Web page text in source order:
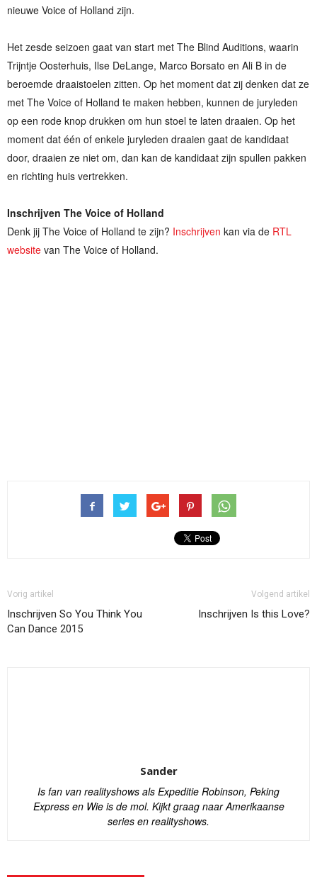
nieuwe Voice of Holland zijn.
Het zesde seizoen gaat van start met The Blind Auditions, waarin
Trijntje Oosterhuis, Ilse DeLange, Marco Borsato en Ali B in de
beroemde draaistoelen zitten. Op het moment dat zij denken dat ze
met The Voice of Holland te maken hebben, kunnen de juryleden
op een rode knop drukken om hun stoel te laten draaien. Op het
moment dat één of enkele juryleden draaien gaat de kandidaat
door, draaien ze niet om, dan kan de kandidaat zijn spullen pakken
en richting huis vertrekken.
Inschrijven The Voice of Holland
Denk jij The Voice of Holland te zijn? Inschrijven kan via de RTL
website van The Voice of Holland.
Vorig artikel
Inschrijven So You Think You
Can Dance 2015
Volgend artikel
Inschrijven Is this Love?
Sander
Is fan van realityshows als Expeditie Robinson, Peking
Express en Wie is de mol. Kijkt graag naar Amerikaanse
series en realityshows.